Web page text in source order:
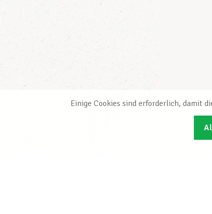
Einige Cookies sind erforderlich, damit